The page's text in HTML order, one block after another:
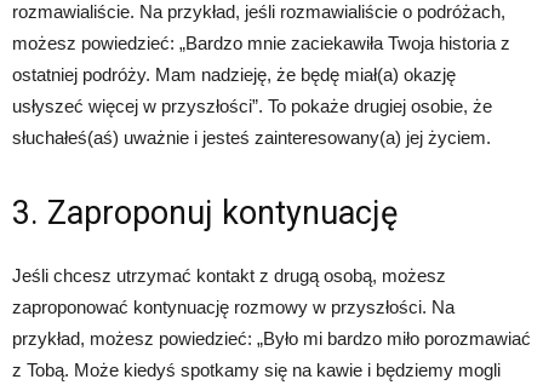
rozmawialiście. Na przykład, jeśli rozmawialiście o podróżach,
możesz powiedzieć: „Bardzo mnie zaciekawiła Twoja historia z
ostatniej podróży. Mam nadzieję, że będę miał(a) okazję
usłyszeć więcej w przyszłości”. To pokaże drugiej osobie, że
słuchałeś(aś) uważnie i jesteś zainteresowany(a) jej życiem.
3. Zaproponuj kontynuację
Jeśli chcesz utrzymać kontakt z drugą osobą, możesz
zaproponować kontynuację rozmowy w przyszłości. Na
przykład, możesz powiedzieć: „Było mi bardzo miło porozmawiać
z Tobą. Może kiedyś spotkamy się na kawie i będziemy mogli